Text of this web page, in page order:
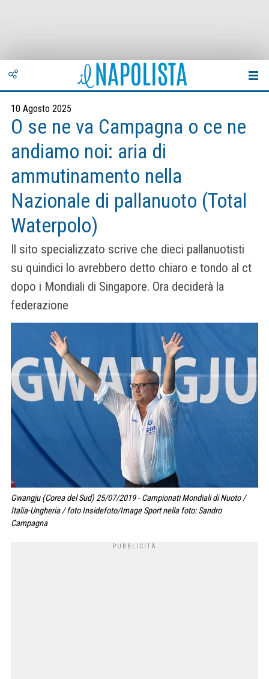
10 Agosto 2025
O se ne va Campagna o ce ne
andiamo noi: aria di
ammutinamento nella
Nazionale di pallanuoto (Total
Waterpolo)
Il sito specializzato scrive che dieci pallanuotisti
su quindici lo avrebbero detto chiaro e tondo al ct
dopo i Mondiali di Singapore. Ora deciderà la
federazione
Gwangju (Corea del Sud) 25/07/2019 - Campionati Mondiali di Nuoto /
Italia-Ungheria / foto Insidefoto/Image Sport nella foto: Sandro
Campagna